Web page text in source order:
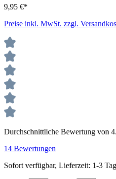
9,95 €*
Preise inkl. MwSt. zzgl.
Durchschnittliche Bewertung von
14 Bewertungen
Sofort verfügbar, Lieferzeit: 1-3